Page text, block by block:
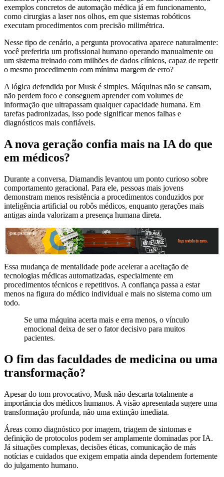
exemplos concretos de automação médica já em funcionamento,
como cirurgias a laser nos olhos, em que sistemas robóticos
executam procedimentos com precisão milimétrica.
Nesse tipo de cenário, a pergunta provocativa aparece naturalmente:
você preferiria um profissional humano operando manualmente ou
um sistema treinado com milhões de dados clínicos, capaz de repetir
o mesmo procedimento com mínima margem de erro?
A lógica defendida por Musk é simples. Máquinas não se cansam,
não perdem foco e conseguem aprender com volumes de
informação que ultrapassam qualquer capacidade humana. Em
tarefas padronizadas, isso pode significar menos falhas e
diagnósticos mais confiáveis.
A nova geração confia mais na IA do que
em médicos?
Durante a conversa, Diamandis levantou um ponto curioso sobre
comportamento geracional. Para ele, pessoas mais jovens
demonstram menos resistência a procedimentos conduzidos por
inteligência artificial ou robôs médicos, enquanto gerações mais
antigas ainda valorizam a presença humana direta.
Essa mudança de mentalidade pode acelerar a aceitação de
tecnologias médicas automatizadas, especialmente em
procedimentos técnicos e repetitivos. A confiança passa a estar
menos na figura do médico individual e mais no sistema como um
todo.
Se uma máquina acerta mais e erra menos, o vínculo
emocional deixa de ser o fator decisivo para muitos
pacientes.
O fim das faculdades de medicina ou uma
transformação?
Apesar do tom provocativo, Musk não descarta totalmente a
importância dos médicos humanos. A visão apresentada sugere uma
transformação profunda, não uma extinção imediata.
Áreas como diagnóstico por imagem, triagem de sintomas e
definição de protocolos podem ser amplamente dominadas por IA.
Já situações complexas, decisões éticas, comunicação de más
notícias e cuidados que exigem empatia ainda dependem fortemente
do julgamento humano.